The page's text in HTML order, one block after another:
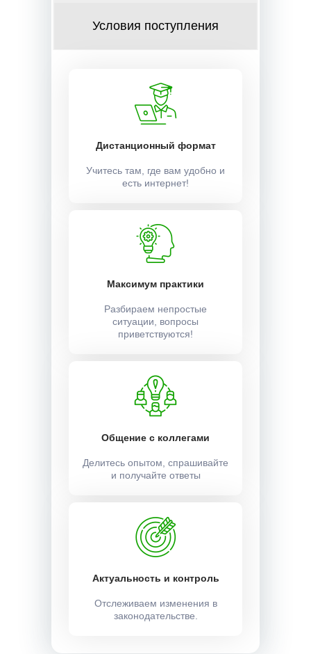
Условия поступления
Дистанционный формат
Учитесь там, где вам удобно и
есть интернет!
Максимум практики
Разбираем непростые
ситуации, вопросы
приветствуются!
Общение с коллегами
Делитесь опытом, спрашивайте
и получайте ответы
Актуальность и контроль
Отслеживаем изменения в
законодательстве.